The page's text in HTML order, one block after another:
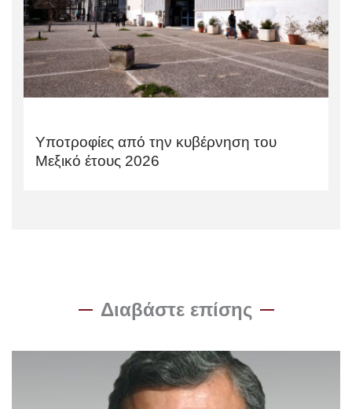
Υποτροφίες από την κυβέρνηση του
Μεξικό έτους 2026
Διαβάστε επίσης